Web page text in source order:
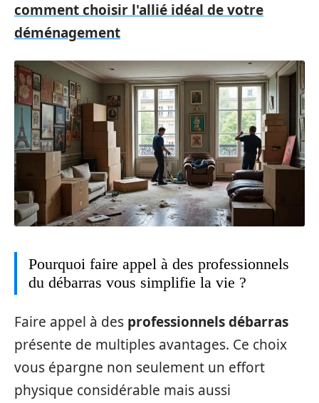
comment choisir l'allié idéal de votre
déménagement
Pourquoi faire appel à des professionnels
du débarras vous simplifie la vie ?
Faire appel à des professionnels débarras
présente de multiples avantages. Ce choix
vous épargne non seulement un effort
physique considérable mais aussi